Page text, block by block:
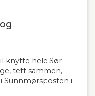
knytte hele Sør-
tett sammen,
Sunnmørsposten i